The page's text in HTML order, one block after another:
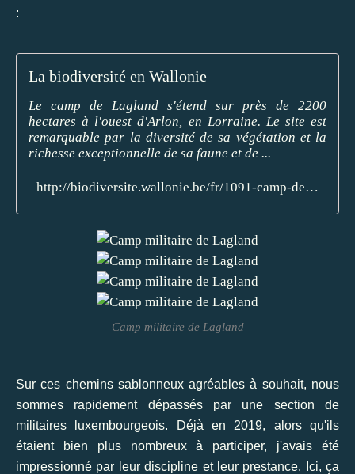
:
La biodiversité en Wallonie
Le camp de Lagland s'étend sur près de 2200
hectares à l'ouest d'Arlon, en Lorraine. Le site est
remarquable par la diversité de sa végétation et la
richesse exceptionnelle de sa faune et de ...
http://biodiversite.wallonie.be/fr/1091-camp-de-lagland.html?IDC=1881&IDD=251660683
Camp militaire de Lagland
Sur ces chemins sablonneux agréables à souhait, nous
sommes rapidement dépassés par une section de
militaires luxembourgeois. Déjà en 2019, alors qu'ils
étaient bien plus nombreux à participer, j'avais été
impressionné par leur discipline et leur prestance. Ici, ça